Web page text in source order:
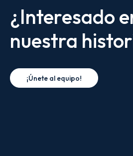
¿Interesado
nuestra
¡Únete al equipo!